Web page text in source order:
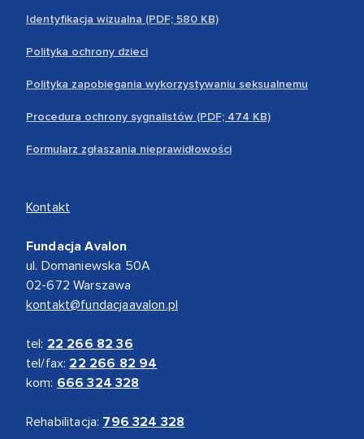
Identyfikacja wizualna (PDF; 580 KB)
Polityka ochrony dzieci
Polityka zapobiegania wykorzystywaniu seksualnemu
Procedura ochrony sygnalistów (PDF; 474 KB)
Formularz zgłaszania nieprawidłowości
Kontakt
Fundacja Avalon
ul. Domaniewska 50A
02-672 Warszawa
kontakt@fundacjaavalon.pl
tel: 22 266 82 36
tel/fax: 22 266 82 94
kom: 666 324 328
Rehabilitacja: 796 324 328